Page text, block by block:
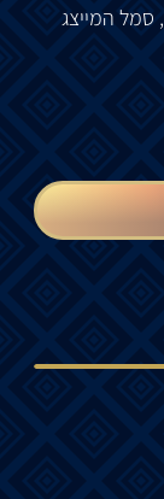
, סמל המייצג